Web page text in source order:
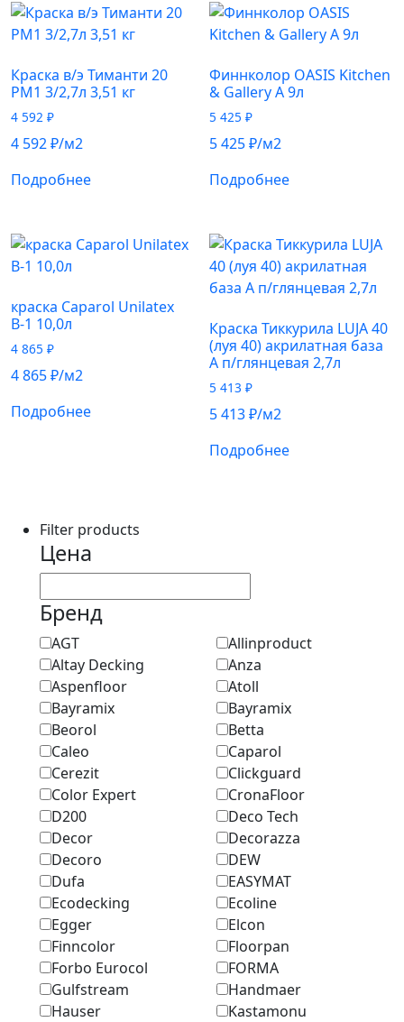
Краска в/э Тиманти 20
РМ1 3/2,7л 3,51 кг
4 592 ₽
4 592₽/м2
Подробнее
Финнколор OASIS Kitchen
& Gallery A 9л
5 425₽
5 425₽/м2
Подробнее
краска Caparol Unilatex
В-1 10,0л
4 865 ₽
4 865₽/м2
Подробнее
Краска Тиккурила LUJA 40
(луя 40) акрилатная база
А п/глянцевая 2,7л
5 413₽
5 413₽/м2
Подробнее
Filter products
Цена
Бренд
AGT
Allinproduct
Altay Decking
Anza
Aspenfloor
Atoll
Bayramix
Bayramix
Beorol
Betta
Caleo
Caparol
Cerezit
Clickguard
Color Expert
CronaFloor
D200
Deco Tech
Decor
Decorazza
Decoro
DEW
Dufa
EASYMAT
Ecodecking
Ecoline
Egger
Elcon
Finncolor
Floorpan
Forbo Eurocol
FORMA
Gulfstream
Handmaer
Hauser
Kastamonu